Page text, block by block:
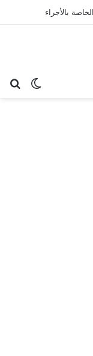
بالأجراء
الوضع